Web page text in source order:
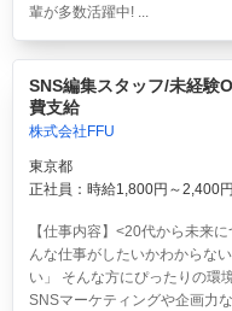
輩が多数活躍中! ...
SNS編集スタッフ/未経験
費支給
株式会社FFU
東京都
正社員：時給1,800円～2,400円
【仕事内容】<20代から未来
んな仕事がしたいかわからな
い」 そんな方にぴったりの環
SNSマーケティングや企画力